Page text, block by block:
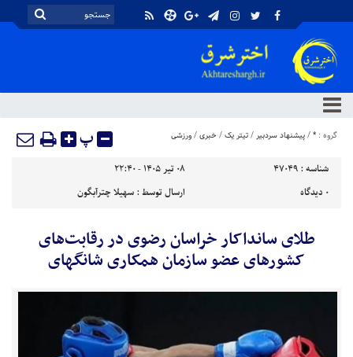
گروه : *
/پیشنهاد سردبیر/تیتر یک/خبری/ورزشی پ
شناسه : 47049
۰۸ تیر ۱۴۰۵ - ۲۲:۴۰
۰ دیدگاه ارسال توسط :سهیلا چترآبگون
طلای سانداکار خراسان رضوی در رقابت‌های
کشور‌های عضو سازمان همکاری شانگهای